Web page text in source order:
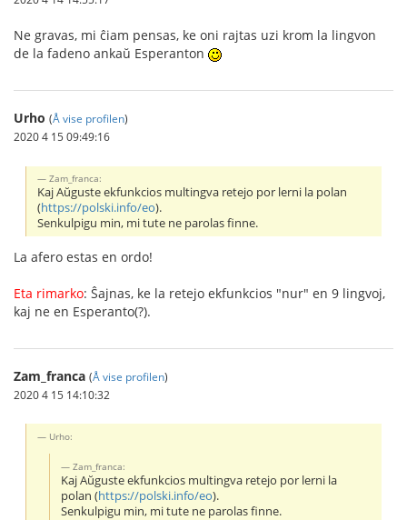
Ne gravas, mi ĉiam pensas, ke oni rajtas uzi krom la lingvon
de la fadeno ankaŭ Esperanton
Urho (Å vise profilen)
2020 4 15 09:49:16
Zam_franca:
Kaj Aŭguste ekfunkcios multingva retejo por lerni la polan
(https://polski.info/eo).
Senkulpigu min, mi tute ne parolas finne.
La afero estas en ordo!
Eta rimarko: Ŝajnas, ke la retejo ekfunkcios "nur" en 9 lingvoj,
kaj ne en Esperanto(?).
Zam_franca (Å vise profilen)
2020 4 15 14:10:32
Urho:
Zam_franca:
Kaj Aŭguste ekfunkcios multingva retejo por lerni la
polan (https://polski.info/eo).
Senkulpigu min, mi tute ne parolas finne.